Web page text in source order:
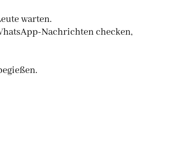
warten.
Nachrichten checken,